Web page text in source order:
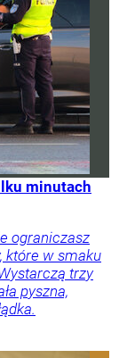
minutach
ograniczasz
które w smaku
trzy
pyszna,